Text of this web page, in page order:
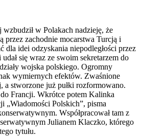
w Polakach nadzieję, że
przez zachodnie mocarstwa Turcją i
dla idei odzyskania niepodległości przez
się wraz ze swoim sekretarzem do
wojska polskiego. Ogromny
wymiernych efektów. Zwaśnione
a stworzone już pułki rozformowano.
Francji. Wkrótce potem Kalinka
„Wiadomości Polskich”, pisma
Współpracował tam z
Julianem Klaczko, którego
tytułu.